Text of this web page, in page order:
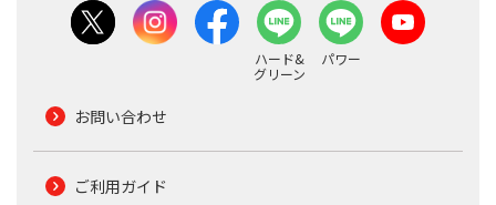
ハード&
グリーン
パワー
お問い合わせ
ご利用ガイド